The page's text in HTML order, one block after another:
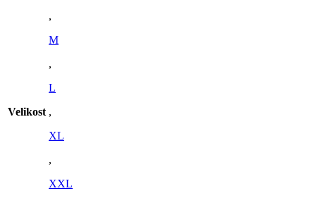
Velikost
,
M
,
L
,
XL
,
XXL